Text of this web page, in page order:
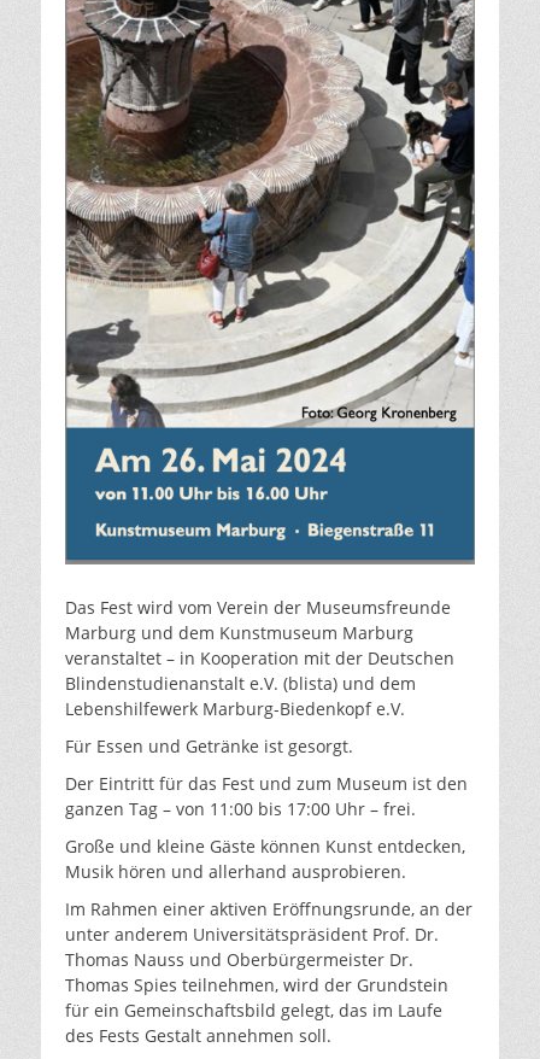
Das Fest wird vom Verein der Museumsfreunde
Marburg und dem Kunstmuseum Marburg
veranstaltet – in Kooperation mit der Deutschen
Blindenstudienanstalt e.V. (blista) und dem
Lebenshilfewerk Marburg-Biedenkopf e.V.
Für Essen und Getränke ist gesorgt.
Der Eintritt für das Fest und zum Museum ist den
ganzen Tag – von 11:00 bis 17:00 Uhr – frei.
Große und kleine Gäste können Kunst entdecken,
Musik hören und allerhand ausprobieren.
Im Rahmen einer aktiven Eröffnungsrunde, an der
unter anderem Universitätspräsident Prof. Dr.
Thomas Nauss und Oberbürgermeister Dr.
Thomas Spies teilnehmen, wird der Grundstein
für ein Gemeinschaftsbild gelegt, das im Laufe
des Fests Gestalt annehmen soll.